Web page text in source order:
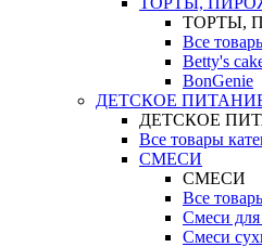
ТОРТЫ,
Все
Betty's
BonGenie
ДЕТСКОЕ
ДЕТСКОЕ
Все товары
СМЕСИ
СМЕСИ
Все
Смеси
Смеси